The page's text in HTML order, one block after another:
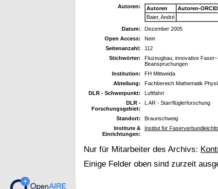
Autoren:
Autoren
Autoren-
Baier, André
Datum:
Dezember 2005
Open Access:
Nein
Seitenanzahl:
112
Stichwörter:
Fluzeugbau, innovative
Beanspruchungen
Institution:
FH Mittweida
Abteilung:
Fachbereich Mathematik
DLR - Schwerpunkt:
Luftfahrt
DLR -
Forschungsgebiet:
L AR - Starrflüglerforschung
Standort:
Braunschweig
Institute &
Einrichtungen:
Institut für
Nur für Mitarbeiter des Archivs:
Einige Felder oben sind zurzeit